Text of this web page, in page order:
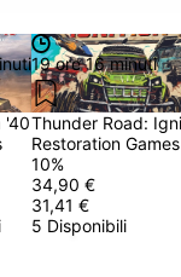
'40
19 ore 16 minuti
Thunder Road:
Restoration Games
10%
34,90 €
31,41 €
5 Disponibili